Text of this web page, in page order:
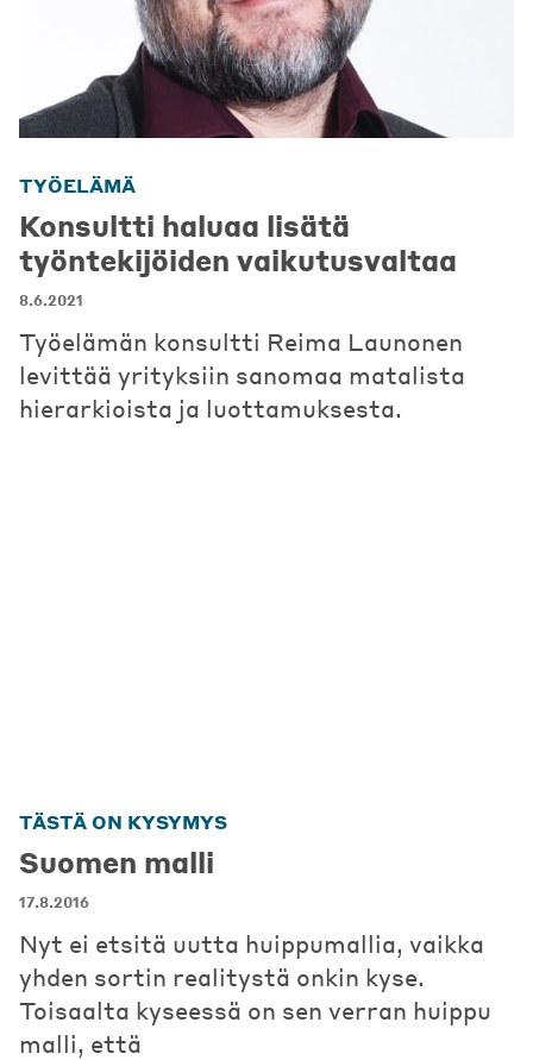
TYÖELÄMÄ
Konsultti haluaa lisätä
työntekijöiden vaikutusvaltaa
8.6.2021
Työelämän konsultti Reima Launonen
levittää yrityksiin sanomaa matalista
hierarkioista ja luottamuksesta.
TÄSTÄ ON KYSYMYS
Suomen malli
17.8.2016
Nyt ei etsitä uutta huippumallia, vaikka
yhden sortin realitystä onkin kyse.
Toisaalta kyseessä on sen verran huippu
malli, että